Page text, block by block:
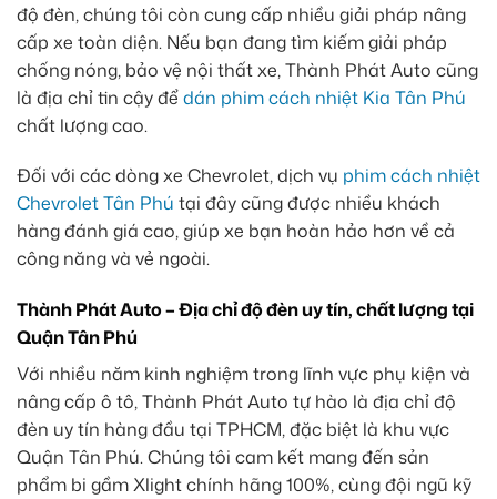
độ đèn, chúng tôi còn cung cấp nhiều giải pháp nâng
cấp xe toàn diện. Nếu bạn đang tìm kiếm giải pháp
chống nóng, bảo vệ nội thất xe, Thành Phát Auto cũng
là địa chỉ tin cậy đểdán phim cách nhiệt Kia Tân Phú
chất lượng cao.
Đối với các dòng xe Chevrolet, dịch vụ phim cách nhiệt
Chevrolet Tân Phú tại đây cũng được nhiều khách
hàng đánh giá cao, giúp xe bạn hoàn hảo hơn về cả
công năng và vẻ ngoài.
Thành Phát Auto – Địa chỉ độ đèn uy tín, chất lượng tại
Quận Tân Phú
Với nhiều năm kinh nghiệm trong lĩnh vực phụ kiện và
nâng cấp ô tô, Thành Phát Auto tự hào là địa chỉ độ
đèn uy tín hàng đầu tại TPHCM, đặc biệt là khu vực
Quận Tân Phú. Chúng tôi cam kết mang đến sản
phẩm bi gầm Xlight chính hãng 100%, cùng đội ngũ kỹ